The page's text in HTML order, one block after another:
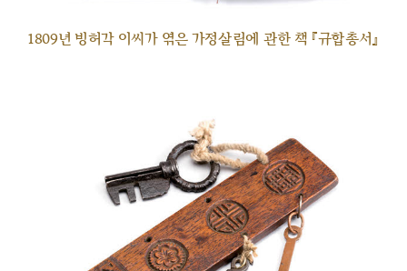
1809년 빙허각 이씨가 엮은 가정살림에 관한 책 『규합총서』